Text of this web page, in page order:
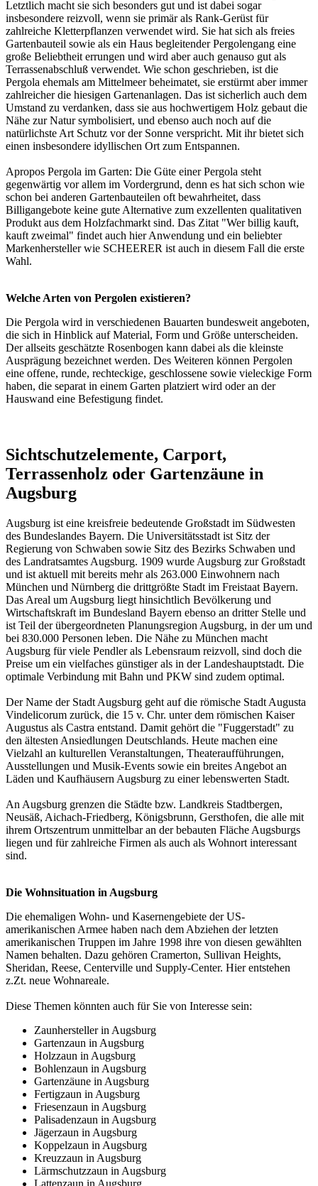
Letztlich macht sie sich besonders gut und ist dabei sogar
insbesondere reizvoll, wenn sie primär als Rank-Gerüst für
zahlreiche Kletterpflanzen verwendet wird. Sie hat sich als freies
Gartenbauteil sowie als ein Haus begleitender Pergolengang eine
große Beliebtheit errungen und wird aber auch genauso gut als
Terrassenabschluß verwendet. Wie schon geschrieben, ist die
Pergola ehemals am Mittelmeer beheimatet, sie erstürmt aber immer
zahlreicher die hiesigen Gartenanlagen. Das ist sicherlich auch dem
Umstand zu verdanken, dass sie aus hochwertigem Holz gebaut die
Nähe zur Natur symbolisiert, und ebenso auch noch auf die
natürlichste Art Schutz vor der Sonne verspricht. Mit ihr bietet sich
einen insbesondere idyllischen Ort zum Entspannen.
Apropos Pergola im Garten: Die Güte einer Pergola steht
gegenwärtig vor allem im Vordergrund, denn es hat sich schon wie
schon bei anderen Gartenbauteilen oft bewahrheitet, dass
Billigangebote keine gute Alternative zum exzellenten qualitativen
Produkt aus dem Holzfachmarkt sind. Das Zitat "Wer billig kauft,
kauft zweimal" findet auch hier Anwendung und ein beliebter
Markenhersteller wie SCHEERER ist auch in diesem Fall die erste
Wahl.
Welche Arten von Pergolen existieren?
Die Pergola wird in verschiedenen Bauarten bundesweit angeboten,
die sich in Hinblick auf Material, Form und Größe unterscheiden.
Der allseits geschätzte Rosenbogen kann dabei als die kleinste
Ausprägung bezeichnet werden. Des Weiteren können Pergolen
eine offene, runde, rechteckige, geschlossene sowie vieleckige Form
haben, die separat in einem Garten platziert wird oder an der
Hauswand eine Befestigung findet.
Sichtschutzelemente, Carport,
Terrassenholz oder Gartenzäune in
Augsburg
Augsburg ist eine kreisfreie bedeutende Großstadt im Südwesten
des Bundeslandes Bayern. Die Universitätsstadt ist Sitz der
Regierung von Schwaben sowie Sitz des Bezirks Schwaben und
des Landratsamtes Augsburg. 1909 wurde Augsburg zur Großstadt
und ist aktuell mit bereits mehr als 263.000 Einwohnern nach
München und Nürnberg die drittgrößte Stadt im Freistaat Bayern.
Das Areal um Augsburg liegt hinsichtlich Bevölkerung und
Wirtschaftskraft im Bundesland Bayern ebenso an dritter Stelle und
ist Teil der übergeordneten Planungsregion Augsburg, in der um und
bei 830.000 Personen leben. Die Nähe zu München macht
Augsburg für viele Pendler als Lebensraum reizvoll, sind doch die
Preise um ein vielfaches günstiger als in der Landeshauptstadt. Die
optimale Verbindung mit Bahn und PKW sind zudem optimal.
Der Name der Stadt Augsburg geht auf die römische Stadt Augusta
Vindelicorum zurück, die 15 v. Chr. unter dem römischen Kaiser
Augustus als Castra entstand. Damit gehört die "Fuggerstadt" zu
den ältesten Ansiedlungen Deutschlands. Heute machen eine
Vielzahl an kulturellen Veranstaltungen, Theateraufführungen,
Ausstellungen und Musik-Events sowie ein breites Angebot an
Läden und Kaufhäusern Augsburg zu einer lebenswerten Stadt.
An Augsburg grenzen die Städte bzw. Landkreis Stadtbergen,
Neusäß, Aichach-Friedberg, Königsbrunn, Gersthofen, die alle mit
ihrem Ortszentrum unmittelbar an der bebauten Fläche Augsburgs
liegen und für zahlreiche Firmen als auch als Wohnort interessant
sind.
Die Wohnsituation in Augsburg
Die ehemaligen Wohn- und Kasernengebiete der US-
amerikanischen Armee haben nach dem Abziehen der letzten
amerikanischen Truppen im Jahre 1998 ihre von diesen gewählten
Namen behalten. Dazu gehören Cramerton, Sullivan Heights,
Sheridan, Reese, Centerville und Supply-Center. Hier entstehen
z.Zt. neue Wohnareale.
Diese Themen könnten auch für Sie von Interesse sein:
Zaunhersteller in Augsburg
Gartenzaun in Augsburg
Holzzaun in Augsburg
Bohlenzaun in Augsburg
Gartenzäune in Augsburg
Fertigzaun in Augsburg
Friesenzaun in Augsburg
Palisadenzaun in Augsburg
Jägerzaun in Augsburg
Koppelzaun in Augsburg
Kreuzzaun in Augsburg
Lärmschutzzaun in Augsburg
Lattenzaun in Augsburg